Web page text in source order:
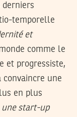
derniers
temporelle
et
comme le
et progressiste,
convaincre une
en plus
une start-up